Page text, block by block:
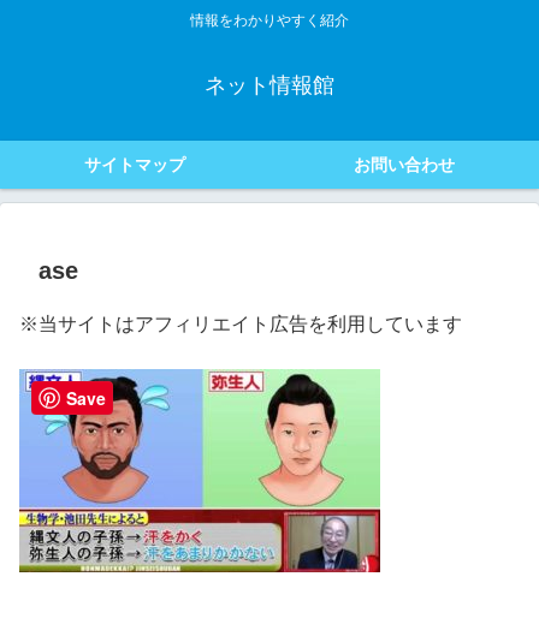
情報をわかりやすく紹介
ネット情報館
サイトマップ お問い合わせ
ase
※当サイトはアフィリエイト広告を利用しています
Save